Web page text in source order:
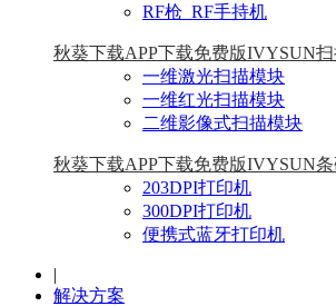
RF枪_RF手持机
秋葵下载APP下载免费版IVYSUN
一维激光扫描模块
一维红光扫描模块
二维影像式扫描模块
秋葵下载APP下载免费版IVYSUN
203DPI打印机
300DPI打印机
便携式蓝牙打印机
|
解决方案